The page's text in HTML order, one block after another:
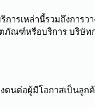
ารเหล่านี้รวมถึงกา
ภัณฑ์หรือบริการ บริษั
นต่อผู้มีโอกาสเป็นลู